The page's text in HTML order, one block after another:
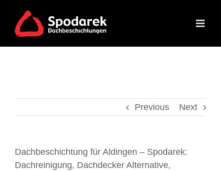
content
Previous Next
Dachbeschichtung für Aldingen – Spodarek:
Dachreinigung, Dachdecker Alternative,